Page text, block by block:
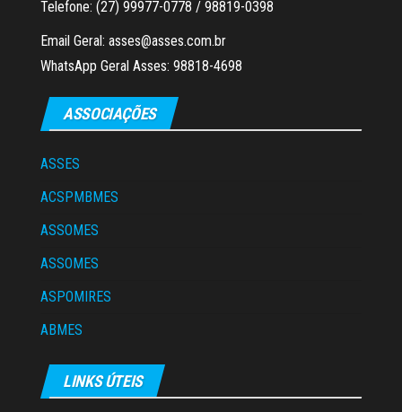
Telefone: (27) 99977-0778 / 98819-0398
Email Geral: asses@asses.com.br
WhatsApp Geral Asses: 98818-4698
ASSOCIAÇÕES
ASSES
ACSPMBMES
ASSOMES
ASSOMES
ASPOMIRES
ABMES
LINKS ÚTEIS